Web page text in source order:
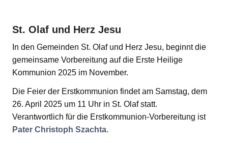
St. Olaf und Herz Jesu
In den Gemeinden St. Olaf und Herz Jesu, beginnt die
gemeinsame Vorbereitung auf die Erste Heilige
Kommunion 2025 im November.
Die Feier der Erstkommunion findet am Samstag, dem
26. April 2025 um 11 Uhr in St. Olaf statt.
Verantwortlich für die Erstkommunion-Vorbereitung ist
Pater Christoph Szachta.